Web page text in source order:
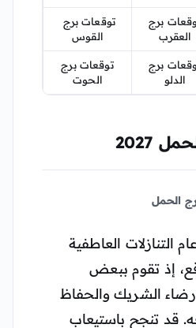
برج
العقرب
توقعات برج
القوس
برج
الدلو
توقعات برج
الحوت
2027
الحمل
عام التنازلات العاطفية
إذ تقوم ببعض
الشريك والحفاظ
قد تنجح باستيعاب